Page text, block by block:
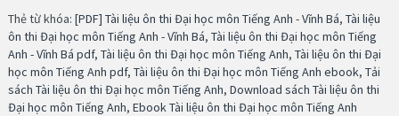
Thẻ từ khóa: [PDF] Tài liệu ôn thi Đại học môn Tiếng Anh - Vĩnh Bá, Tài liệu
ôn thi Đại học môn Tiếng Anh - Vĩnh Bá, Tài liệu ôn thi Đại học môn Tiếng
Anh - Vĩnh Bá pdf, Tài liệu ôn thi Đại học môn Tiếng Anh, Tài liệu ôn thi Đại
học môn Tiếng Anh pdf, Tài liệu ôn thi Đại học môn Tiếng Anh ebook, Tải
sách Tài liệu ôn thi Đại học môn Tiếng Anh, Download sách Tài liệu ôn thi
Đại học môn Tiếng Anh, Ebook Tài liệu ôn thi Đại học môn Tiếng Anh